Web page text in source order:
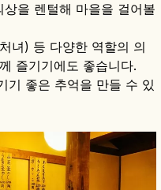
을 렌털해 마을을 걸어볼
녀) 등 다양한 역할의 의
즐기기에도 좋습니다.
기 좋은 추억을 만들 수 있